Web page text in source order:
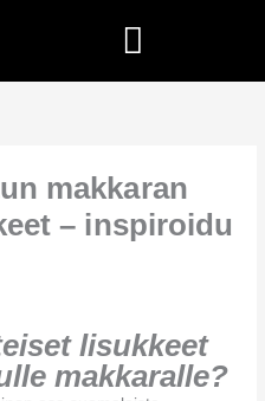
makkaran
– inspiroidu
lisukkeet
makkaralle?